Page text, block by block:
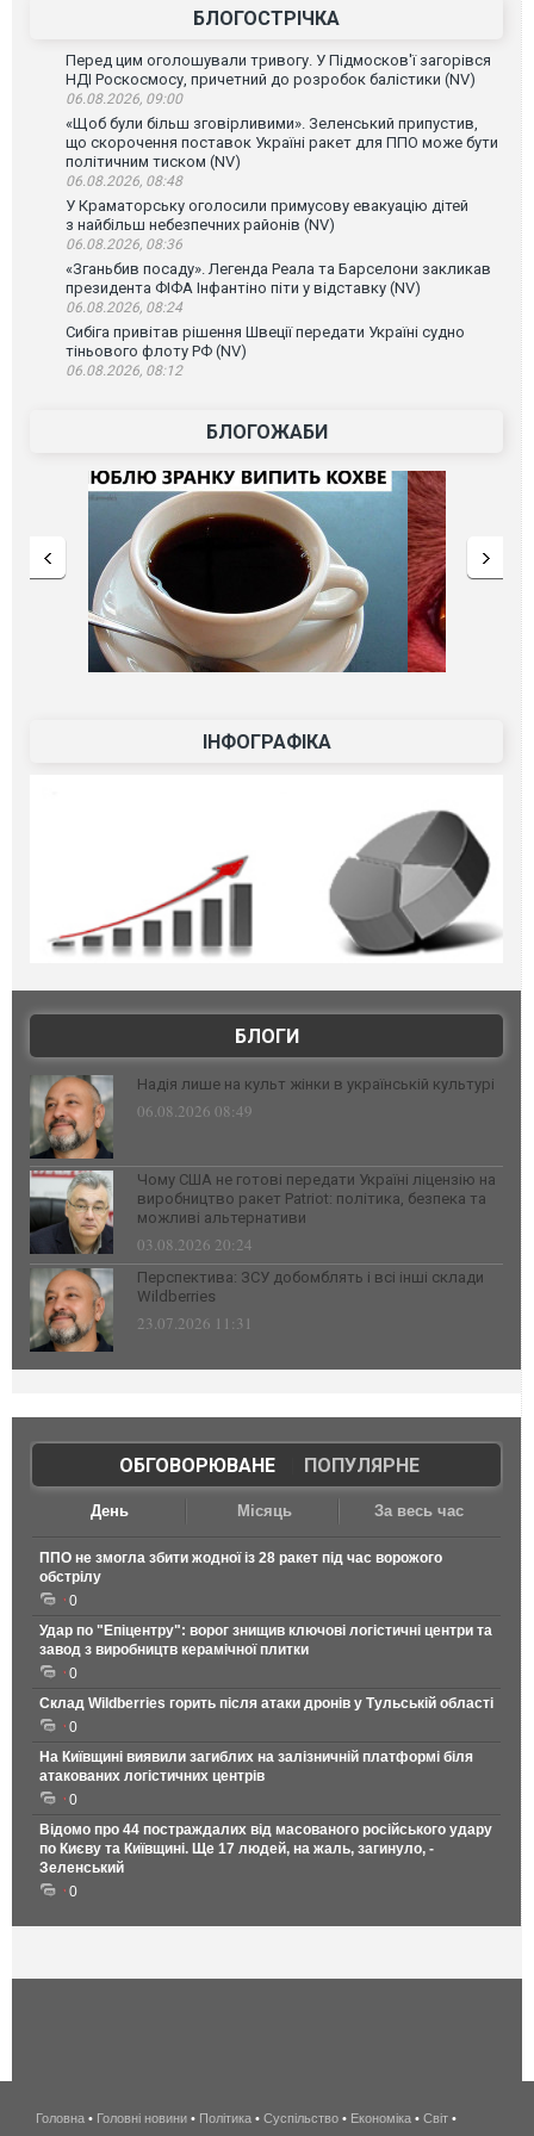
БЛОГОСТРІЧКА
Перед цим оголошували тривогу. У Підмосков'ї загорівся
НДІ Роскосмосу, причетний до розробок балістики (NV)
06.08.2026, 09:00
«Щоб були більш зговірливими». Зеленський припустив,
що скорочення поставок Україні ракет для ППО може бути
політичним тиском (NV)
06.08.2026, 08:48
У Краматорську оголосили примусову евакуацію дітей
з найбільш небезпечних районів (NV)
06.08.2026, 08:36
«Зганьбив посаду». Легенда Реала та Барселони закликав
президента ФІФА Інфантіно піти у відставку (NV)
06.08.2026, 08:24
Сибіга привітав рішення Швеції передати Україні судно
тіньового флоту РФ (NV)
06.08.2026, 08:12
БЛОГОЖАБИ
ІНФОГРАФІКА
БЛОГИ
Надія лише на культ жінки в українській культурі
06.08.2026 08:49
Чому США не готові передати Україні ліцензію на
виробництво ракет Patriot: політика, безпека та
можливі альтернативи
03.08.2026 20:24
Перспектива: ЗСУ добомблять і всі інші склади
Wildberries
23.07.2026 11:31
ОБГОВОРЮВАНЕ| ПОПУЛЯРНЕ
День Місяць За весь час
ППО не змогла збити жодної із 28 ракет під час ворожого
обстрілу
0
Удар по "Епіцентру": ворог знищив ключові логістичні центри та
завод з виробництв керамічної плитки
0
Склад Wildberries горить після атаки дронів у Тульській області
0
На Київщині виявили загиблих на залізничній платформі біля
атакованих логістичних центрів
0
Відомо про 44 постраждалих від масованого російського удару
по Києву та Київщині. Ще 17 людей, на жаль, загинуло, -
Зеленський
0
беспроводной
Головна • Головні новини • Політика • Суспільство • Економіка • Світ •